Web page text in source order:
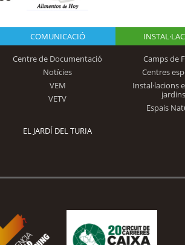
COMUNICACIÓ
Centre de Documentació
Notícies
VEM
VETV
Camps de
Centres
Instal·lacions
jardins
Espais
EL JARDÍ DEL TURIA